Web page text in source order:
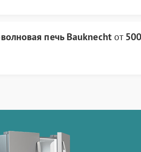
печь Bauknechtот500